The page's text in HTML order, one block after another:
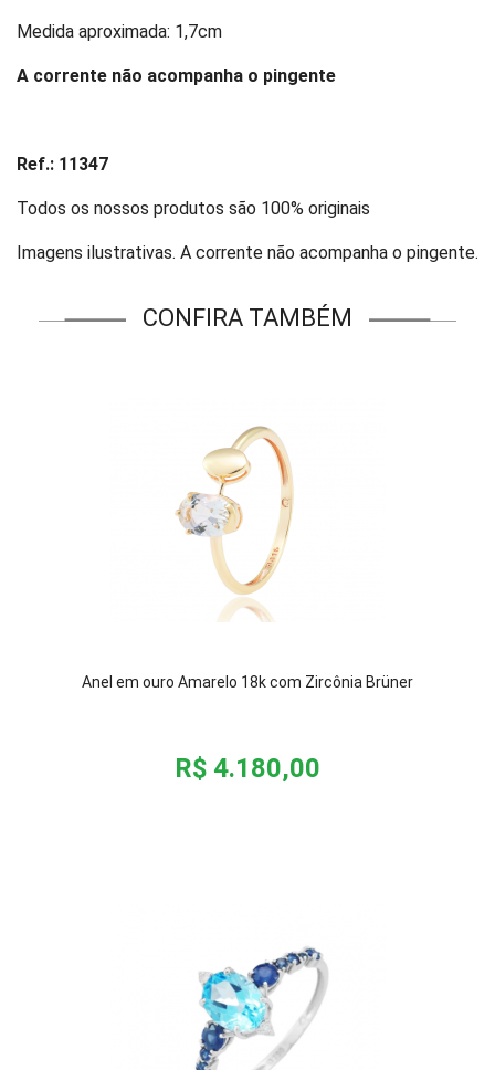
Medida aproximada: 1,7cm
A corrente não acompanha o pingente
Ref.: 11347
Todos os nossos produtos são 100% originais
Imagens ilustrativas. A corrente não acompanha o pingente.
CONFIRA TAMBÉM
Anel em ouro Amarelo 18k com Zircônia Brüner
R$ 4.180,00